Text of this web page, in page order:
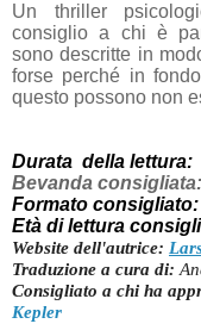
Un thriller
consiglio a chi è
sono descritte in
forse perché in
questo possono non
Durata della lettura:
Bevanda consigliata:
Formato consigliato:
Età di lettura
Website dell'autrice:
Traduzione a cura di:
Consigliato a chi ha
Kepler